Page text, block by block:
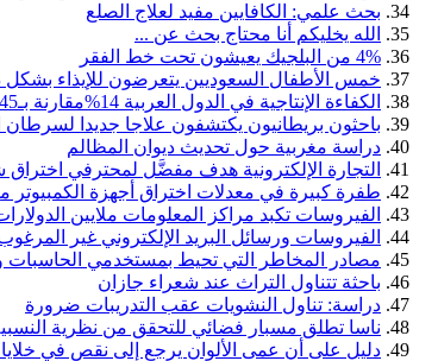
بحث علمي: الكافايين مفيد لعلاج الصلع
الله يخليكم أنا محتاج بحث عن ...
4% من البلجيك يعيشون تحت خط الفقر
خمس الأطفال السعوديين يتعرضون للإيذاء بشكل
الكفاءة الإنتاجية في الدول العربية 14%مقارنة بـ45% في الدول النامية و65% في الصناعية
باحثون بريطانيون يكتشفون علاجا جديدا لسرطان
دراسة مغربية حول تحديث ديوان المظالم
التجارة الإلكترونية هدف مفضَّل لمحترفي
طفرة كبيرة في معدلات اختراق أجهزة
الفيروسات تكبد مراكز المعلومات ملايين
الفيروسات ورسائل البريد الإلكتروني غير
مصادر المخاطر التي تحيط بمستخدمي الحاسبات
باحثة تتناول التراث عند شعراء جازان
دراسة: تناول النشويات عقب التدريبات ضرورة
ناسا تطلق مسبار فضائي للتحقق من نظرية
دليل على أن عمى الألوان يرجع إلى نقص في خلايا